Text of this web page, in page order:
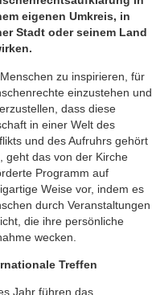
eigenen Umkreis, in
Stadt oder seinem Land
zu inspirieren, für
einzustehen und
dass diese
in einer Welt des
und des Aufruhrs gehört
geht das von der Kirche
Programm auf
Weise vor, indem es
durch Veranstaltungen
die ihre persönliche
wecken.
Treffen
Jahr führen das